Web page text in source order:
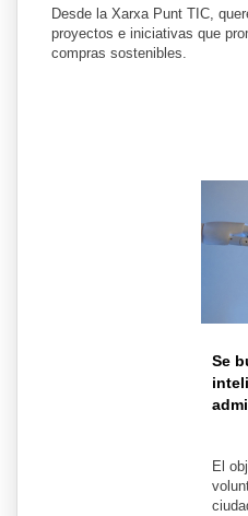
Desde la Xarxa Punt TIC,
proyectos e iniciativas que
compras sostenibles.
Se
El